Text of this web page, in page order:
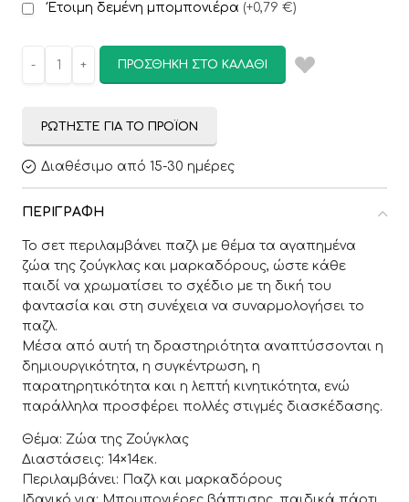
Έτοιμη δεμένη μπομπονιέρα (+0,79 €)
ΠΡΟΣΘΉΚΗ ΣΤΟ ΚΑΛΆΘΙ
ΡΩΤΉΣΤΕ ΓΙΑ ΤΟ ΠΡΟΪΌΝ
Διαθέσιμο από 15-30 ημέρες
ΠΕΡΙΓΡΑΦΉ
Το σετ περιλαμβάνει παζλ με θέμα τα αγαπημένα
ζώα της ζούγκλας και μαρκαδόρους, ώστε κάθε
παιδί να χρωματίσει το σχέδιο με τη δική του
φαντασία και στη συνέχεια να συναρμολογήσει το
παζλ.
Μέσα από αυτή τη δραστηριότητα αναπτύσσονται η
δημιουργικότητα, η συγκέντρωση, η
παρατηρητικότητα και η λεπτή κινητικότητα, ενώ
παράλληλα προσφέρει πολλές στιγμές διασκέδασης.
Θέμα: Ζώα της Ζούγκλας
Διαστάσεις: 14×14εκ.
Περιλαμβάνει: Παζλ και μαρκαδόρους